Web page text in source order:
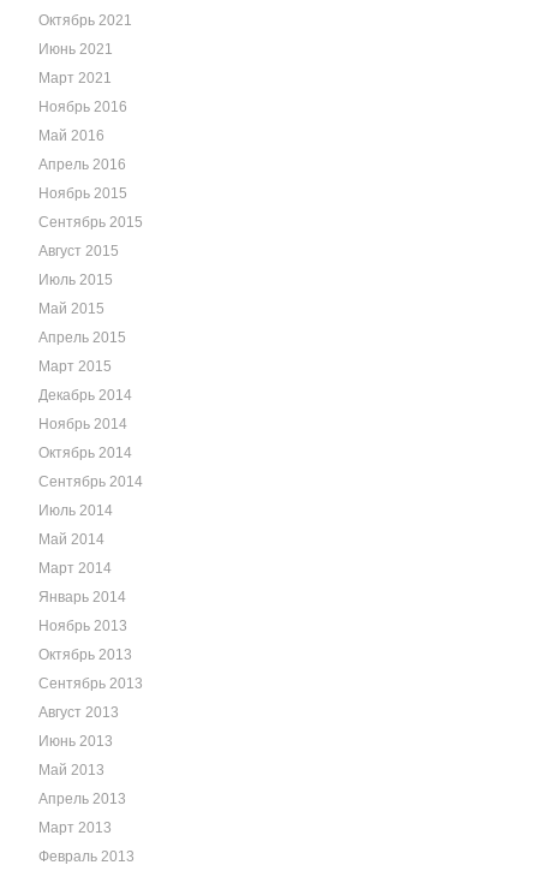
Октябрь 2021
Июнь 2021
Март 2021
Ноябрь 2016
Май 2016
Апрель 2016
Ноябрь 2015
Сентябрь 2015
Август 2015
Июль 2015
Май 2015
Апрель 2015
Март 2015
Декабрь 2014
Ноябрь 2014
Октябрь 2014
Сентябрь 2014
Июль 2014
Май 2014
Март 2014
Январь 2014
Ноябрь 2013
Октябрь 2013
Сентябрь 2013
Август 2013
Июнь 2013
Май 2013
Апрель 2013
Март 2013
Февраль 2013